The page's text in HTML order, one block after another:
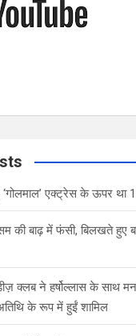
‘गोलमाल’ एक्ट्रेस के ऊपर था
की बाढ़ में फंसी, बिलखते हुए
क्लब ने हर्षोल्लास के साथ
के रूप में हुईं शामिल